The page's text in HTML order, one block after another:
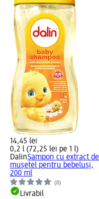
14,45 lei
0,2 l (72,25 lei pe 1 l)
DalinȘampon cu extract de
mușețel pentru bebeluși,
200 ml
(0)
Livrabil